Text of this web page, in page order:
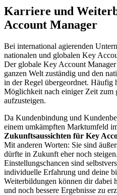
Karriere und
Account Manager
Bei international agierenden
nationalen und globalen Key
Der globale Key Account
ganzen Welt zuständig und den
in der Regel übergeordnet. Häufig
Möglichkeit nach einiger Zeit zum
aufzusteigen.
Da Kundenbindung und
einem umkämpften Marktumfeld
Zukunftsaussichten für Key
Mit anderen Worten: Sie sind
dürfte in Zukunft eher noch
Einstellungschancen sind
individuelle Erfahrung und deine
Weiterbildungen können dir dabei
und noch bessere Ergebnisse zu